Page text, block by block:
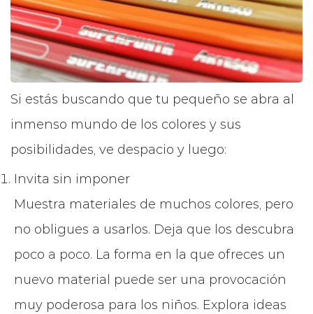
Si estás buscando que tu pequeño se abra al
inmenso mundo de los colores y sus
posibilidades, ve despacio y luego:
Invita sin imponer
Muestra materiales de muchos colores, pero
no obligues a usarlos. Deja que los descubra
poco a poco. La forma en la que ofreces un
nuevo material puede ser una provocación
muy poderosa para los niños. Explora ideas